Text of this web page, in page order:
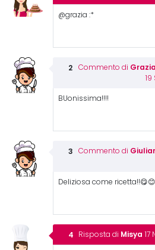
@grazia :*
Commento di Grazia
BUonissima!!!!
Commento di
Deliziosa come ricetta!!😋😊
Risposta di Misya 17